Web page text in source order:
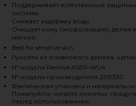
view 2 of 6 КИСТЬ ДЛЯ ТЕЛА BEAUTE
BEAUTE VITALIS BODY
BEAUTE VITALIS BODY
BEAUTE VITALIS BODY
Поддерживает естественные
системы
Снижает задержку воды.
Очищает кожу (эксфолиация), делая
мягкой.
Best for sensitive skin
Рукояти из оливкового дерева,
№ модели Revolve ASER-WU4
№ модели производителя 2319330
Фактическая упаковка и материалы
Пожалуйста, читайте этикетки,
перед использованием.